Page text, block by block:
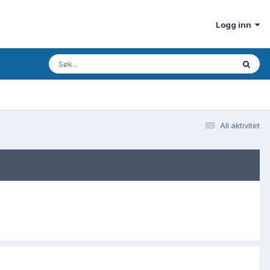
Logg inn
All aktivitet